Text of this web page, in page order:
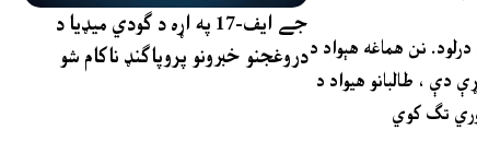
جے ایف-17 په اړه د ګودي میډیا د
دروغجنو خبرونو پروپاګنډ ناکام شونن هماغه هېواد د
دې ، طالبانو هیواد د
تګ کوي